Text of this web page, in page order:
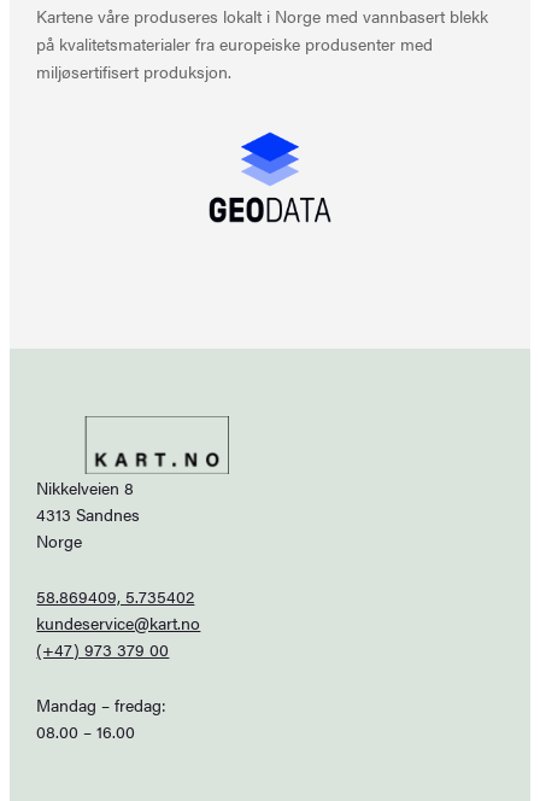
Kartene våre produseres lokalt i Norge med vannbasert blekk
på kvalitetsmaterialer fra europeiske produsenter med
miljøsertifisert produksjon.
Nikkelveien 8
4313 Sandnes
Norge
58.869409, 5.735402
kundeservice@kart.no
(+47) 973 379 00
Mandag – fredag:
08.00 – 16.00